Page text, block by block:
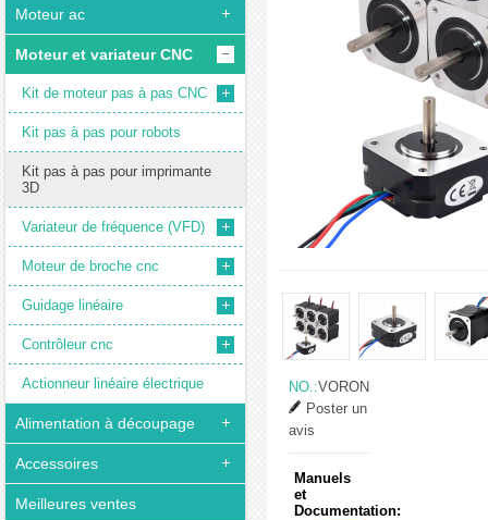
Moteur ac
Moteur et variateur CNC
Kit de moteur pas à pas CNC
Kit pas à pas pour robots
Kit pas à pas pour imprimante
3D
Variateur de fréquence (VFD)
Moteur de broche cnc
Guidage linéaire
Contrôleur cnc
Actionneur linéaire électrique
Alimentation à découpage
Accessoires
Meilleures ventes
NO.:VORON
Poster un
avis
Manuels
et
Documentation: